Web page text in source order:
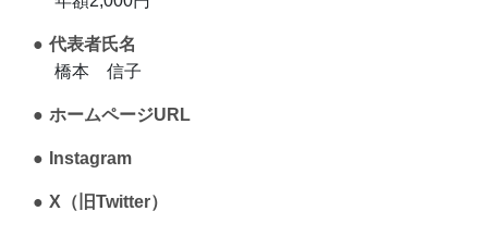
代表者氏名
橋本 信子
ホームページURL
Instagram
X（旧Twitter）